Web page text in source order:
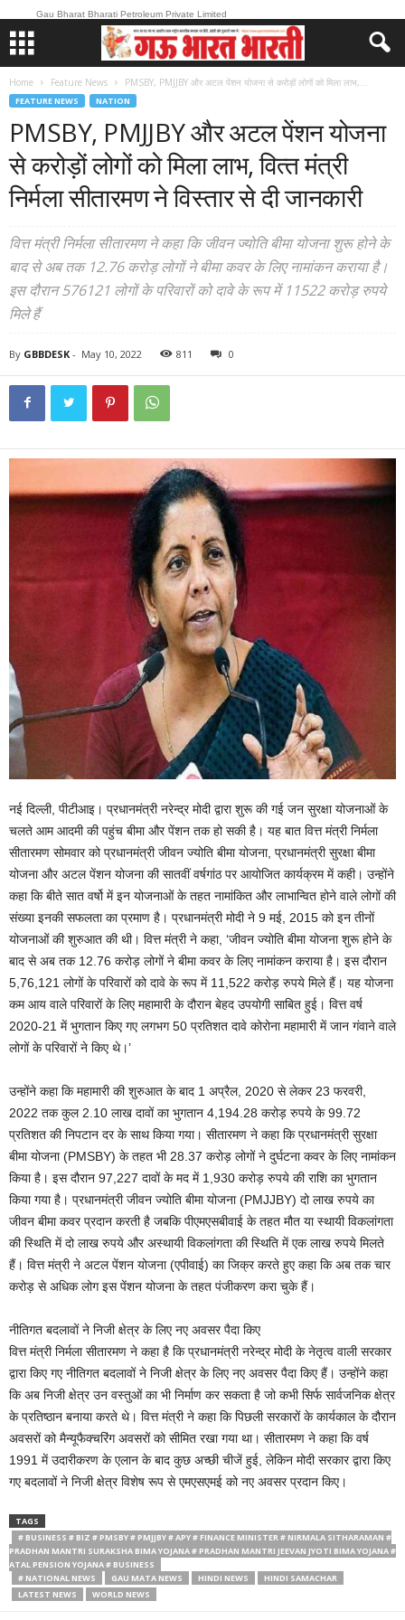
Gau Bharat Bharati Petroleum Private Limited
Home Feature News PMSBY, PMJJBY और अटल पेंशन योजना से करोड़ों लोगों को मिला लाभ,...
FEATURE NEWS NATION
PMSBY, PMJJBY और अटल पेंशन योजना
से करोड़ों लोगों को मिला लाभ, वित्‍त मंत्री
निर्मला सीतारमण ने विस्‍तार से दी जानकारी
वित्त मंत्री निर्मला सीतारमण ने कहा कि जीवन ज्योति बीमा योजना शुरू होने के
बाद से अब तक 12.76 करोड़ लोगों ने बीमा कवर के लिए नामांकन कराया है।
इस दौरान 576121 लोगों के परिवारों को दावे के रूप में 11522 करोड़ रुपये
मिले हैं
By GBBDESK - May 10, 2022 811 0
नई दिल्ली, पीटीआइ। प्रधानमंत्री नरेन्द्र मोदी द्वारा शुरू की गई जन सुरक्षा योजनाओं के
चलते आम आदमी की पहुंच बीमा और पेंशन तक हो सकी है। यह बात वित्त मंत्री निर्मला
सीतारमण सोमवार को प्रधानमंत्री जीवन ज्योति बीमा योजना, प्रधानमंत्री सुरक्षा बीमा
योजना और अटल पेंशन योजना की सातवीं वर्षगांठ पर आयोजित कार्यक्रम में कही। उन्होंने
कहा कि बीते सात वर्षो में इन योजनाओं के तहत नामांकित और लाभान्वित होने वाले लोगों की
संख्या इनकी सफलता का प्रमाण है। प्रधानमंत्री मोदी ने 9 मई, 2015 को इन तीनों
योजनाओं की शुरुआत की थी। वित्त मंत्री ने कहा, ‘जीवन ज्योति बीमा योजना शुरू होने के
बाद से अब तक 12.76 करोड़ लोगों ने बीमा कवर के लिए नामांकन कराया है। इस दौरान
5,76,121 लोगों के परिवारों को दावे के रूप में 11,522 करोड़ रुपये मिले हैं। यह योजना
कम आय वाले परिवारों के लिए महामारी के दौरान बेहद उपयोगी साबित हुई। वित्त वर्ष
2020-21 में भुगतान किए गए लगभग 50 प्रतिशत दावे कोरोना महामारी में जान गंवाने वाले
लोगों के परिवारों ने किए थे।’
उन्होंने कहा कि महामारी की शुरुआत के बाद 1 अप्रैल, 2020 से लेकर 23 फरवरी,
2022 तक कुल 2.10 लाख दावों का भुगतान 4,194.28 करोड़ रुपये के 99.72
प्रतिशत की निपटान दर के साथ किया गया। सीतारमण ने कहा कि प्रधानमंत्री सुरक्षा
बीमा योजना (PMSBY) के तहत भी 28.37 करोड़ लोगों ने दुर्घटना कवर के लिए नामांकन
किया है। इस दौरान 97,227 दावों के मद में 1,930 करोड़ रुपये की राशि का भुगतान
किया गया है। प्रधानमंत्री जीवन ज्योति बीमा योजना (PMJJBY) दो लाख रुपये का
जीवन बीमा कवर प्रदान करती है जबकि पीएमएसबीवाई के तहत मौत या स्थायी विकलांगता
की स्थिति में दो लाख रुपये और अस्थायी विकलांगता की स्थिति में एक लाख रुपये मिलते
हैं। वित्त मंत्री ने अटल पेंशन योजना (एपीवाई) का जिक्र करते हुए कहा कि अब तक चार
करोड़ से अधिक लोग इस पेंशन योजना के तहत पंजीकरण करा चुके हैं।
नीतिगत बदलावों ने निजी क्षेत्र के लिए नए अवसर पैदा किए
वित्त मंत्री निर्मला सीतारमण ने कहा है कि प्रधानमंत्री नरेन्द्र मोदी के नेतृत्व वाली सरकार
द्वारा किए गए नीतिगत बदलावों ने निजी क्षेत्र के लिए नए अवसर पैदा किए हैं। उन्होंने कहा
कि अब निजी क्षेत्र उन वस्तुओं का भी निर्माण कर सकता है जो कभी सिर्फ सार्वजनिक क्षेत्र
के प्रतिष्ठान बनाया करते थे। वित्त मंत्री ने कहा कि पिछली सरकारों के कार्यकाल के दौरान
अवसरों को मैन्यूफैक्चरिंग अवसरों को सीमित रखा गया था। सीतारमण ने कहा कि वर्ष
1991 में उदारीकरण के एलान के बाद कुछ अच्छी चीजें हुई, लेकिन मोदी सरकार द्वारा किए
गए बदलावों ने निजी क्षेत्र विशेष रूप से एमएसएमई को नए अवसर प्रदान किए।
TAGS
# BUSINESS # BIZ # PMSBY # PMJJBY # APY # FINANCE MINISTER # NIRMALA SITHARAMAN #
PRADHAN MANTRI SURAKSHA BIMA YOJANA # PRADHAN MANTRI JEEVAN JYOTI BIMA YOJANA #
ATAL PENSION YOJANA # BUSINESS
# NATIONAL NEWS
GAU MATA NEWS HINDI NEWS
HINDI SAMACHAR
LATEST NEWS
WORLD NEWS